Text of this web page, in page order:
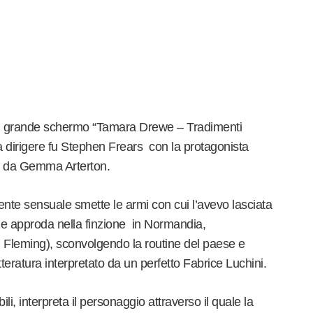
schermo “Tamara Drewe – Tradimenti
dirigere fu Stephen Frears con la protagonista
Gemma Arterton.
sensuale smette le armi con cui l’avevo lasciata
approda nella finzione in Normandia,
sconvolgendo la routine del paese e
interpretato da un perfetto Fabrice Luchini.
interpreta il personaggio attraverso il quale la